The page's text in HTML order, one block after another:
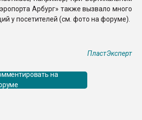
Арбург» также вызвало много
у посетителей (см. фото на форуме).
ПластЭксперт
на